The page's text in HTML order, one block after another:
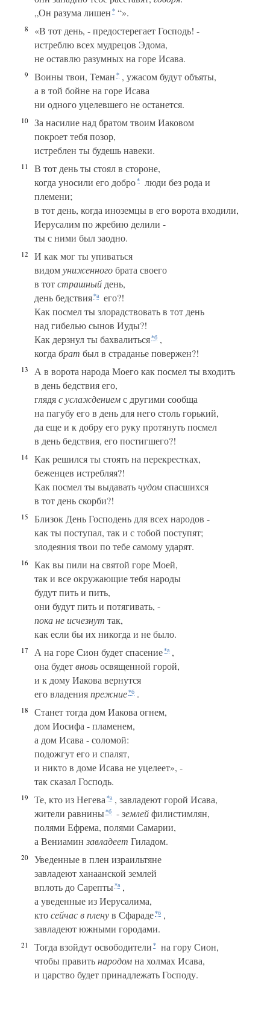
„Он разума лишен * “».
8
«В тот день, - предостерегает Господь! -
истреблю всех мудрецов Эдома,
не оставлю разумных на горе Исава.
9 Воины твои, Теман * , ужасом будут объяты,
а в той бойне на горе Исава
ни одного уцелевшего не останется.
10
За насилие над братом твоим Иаковом
покроет тебя позор,
истреблен ты будешь навеки.
11
В тот день ты стоял в стороне,
когда уносили его добро*
люди без рода и
племени;
в тот день, когда иноземцы в его ворота входили,
Иерусалим по жребию делили -
ты с ними был заодно.
12
И как мог ты упиваться
видомуниженногобрата своего
в тотстрашный день,
день бедствия*а
его?!
Как посмел ты злорадствовать в тот день
над гибелью сынов Иуды?!
Как дерзнул ты бахвалиться*б ,
когда брат был в страданье повержен?!
13
А в ворота народа Моего как посмел ты входить
в день бедствия его,
глядяс услаждениемс другими сообща
на пагубу его в день для него столь горький,
да еще и к добру его руку протянуть посмел
в день бедствия, его постигшего?!
14
Как решился ты стоять на перекрестках,
беженцев истребляя?!
Как посмел ты выдаватьчудомспасшихся
в тот день скорби?!
15
Близок День Господень для всех народов -
как ты поступал, так и с тобой поступят;
злодеяния твои по тебе самому ударят.
16
Как вы пили на святой горе Моей,
так и все окружающие тебя народы
будут пить и пить,
они будут пить и потягивать, -
пока не исчезнут так,
как если бы их никогда и не было.
17 А на горе Сион будет спасение*а ,
она будетвновьосвященной горой,
и к дому Иакова вернутся
его владенияпрежние*б .
18
Станет тогда дом Иакова огнем,
дом Иосифа - пламенем,
а дом Исава - соломой:
подожгут его и спалят,
и никто в доме Исава не уцелеет», -
так сказал Господь.
19 Те, кто из Негева *а , завладеют горой Исава,
жители равнины*б -землейфилистимлян,
полями Ефрема, полями Самарии,
а Вениамин завладеет Гиладом.
20
Уведенные в плен израильтяне
завладеют ханаанской землей
вплоть до Сарепты*а ,
а уведенные из Иерусалима,
ктосейчас в пленув Сфараде*б ,
завладеют южными городами.
21 Тогда взойдут освободители *
на гору Сион,
чтобы правитьнародомна холмах Исава,
и царство будет принадлежать Господу.